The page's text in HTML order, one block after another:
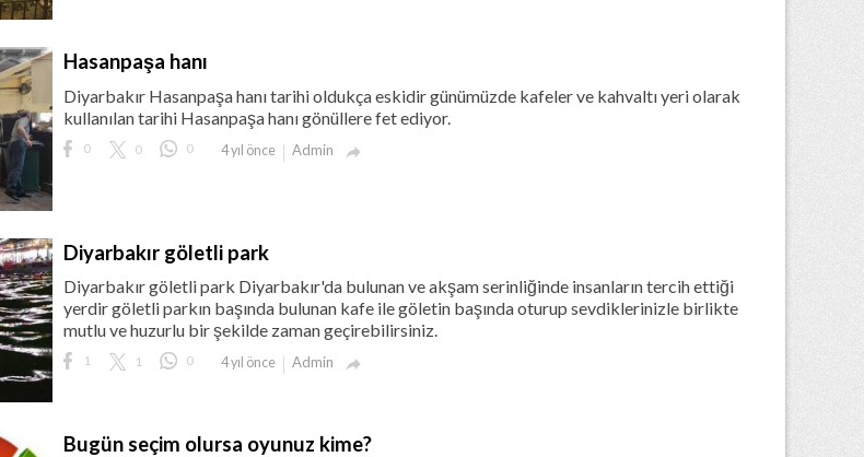
Hasanpaşa hanı
Diyarbakır Hasanpaşa hanı tarihi oldukça eskidir günümüzde kafeler ve kahvaltı yeri olarak
kullanılan tarihi Hasanpaşa hanı gönüllere fet ediyor.
0 0 0 4 yıl önce Admin 
Diyarbakır göletli park
Diyarbakır göletli park Diyarbakır'da bulunan ve akşam serinliğinde insanların tercih ettiği
yerdir göletli parkın başında bulunan kafe ile göletin başında oturup sevdiklerinizle birlikte
mutlu ve huzurlu bir şekilde zaman geçirebilirsiniz.
1 1 0 4 yıl önce Admin 
Bugün seçim olursa oyunuz kime?